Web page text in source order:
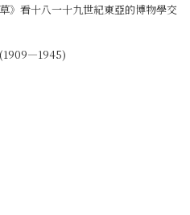
看十八一十九世紀東亞的博物學交
(1909—1945)